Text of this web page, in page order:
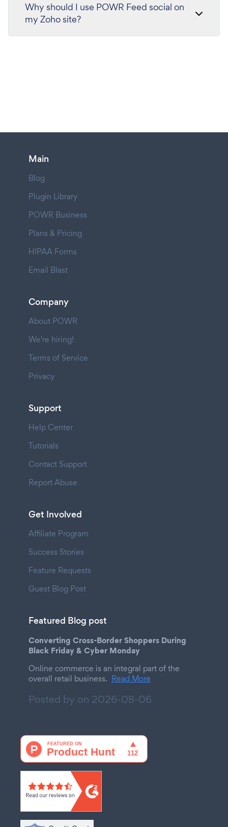
Why should I use POWR Feed social on
my Zoho site?
Main
Blog
Plugin Library
POWR Business
Plans & Pricing
HIPAA Forms
Email Blast
Company
About POWR
We're hiring!
Terms of Service
Privacy
Support
Help Center
Tutorials
Contact Support
Report Abuse
Get Involved
Affiliate Program
Success Stories
Feature Requests
Guest Blog Post
Featured Blog post
Converting Cross-Border Shoppers During
Black Friday & Cyber Monday
Online commerce is an integral part of the
overall retail business. Read More
Posted by on 2026-08-06